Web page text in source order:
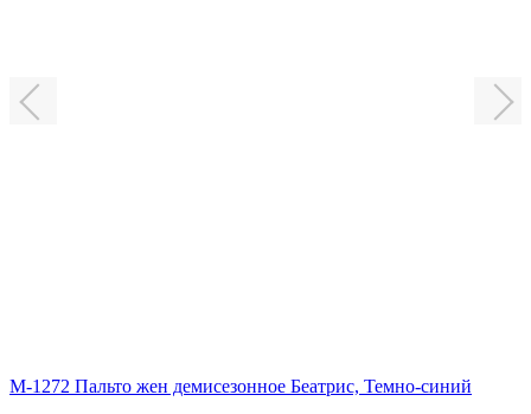
М-1272 Пальто жен демисезонное Беатрис, Темно-синий